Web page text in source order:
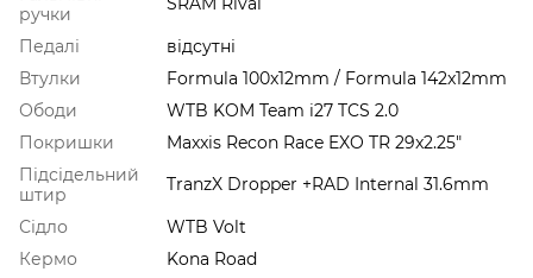
ручки
Педалі
відсутні
Втулки
Formula 100x12mm / Formula 142x12mm
Ободи
WTB KOM Team i27 TCS 2.0
Покришки
Maxxis Recon Race EXO TR 29x2.25"
Підсідельний
штир
TranzX Dropper +RAD Internal 31.6mm
Сідло
WTB Volt
Кермо
Kona Road